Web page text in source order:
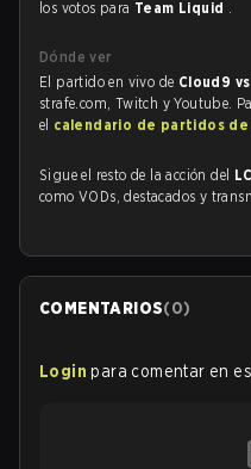
los votos para Team Liquid .
Dónde ver
El partido en vivo de Cloud9
strafe.com, Twitch y Youtube.
el calendario de partidos de
Sigue el resto de la acción del
como VODs, destacados y
COMENTARIOS(0)
Login para comentar en